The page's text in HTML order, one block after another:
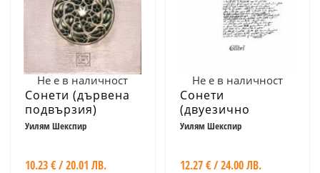
Не е в наличност
Сонети (дървена
подвързия)
Уилям Шекспир
10.23 € / 20.01 ЛВ.
Не е в наличност
Сонети
(двуезично
издание) - мека
Уилям Шекспир
12.27 € / 24.00 ЛВ.